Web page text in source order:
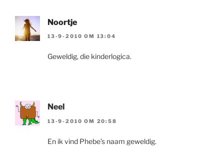
Noortje
13-9-2010 OM 13:04
Geweldig, die kinderlogica.
Neel
13-9-2010 OM 20:58
En ik vind Phebe’s naam geweldig.